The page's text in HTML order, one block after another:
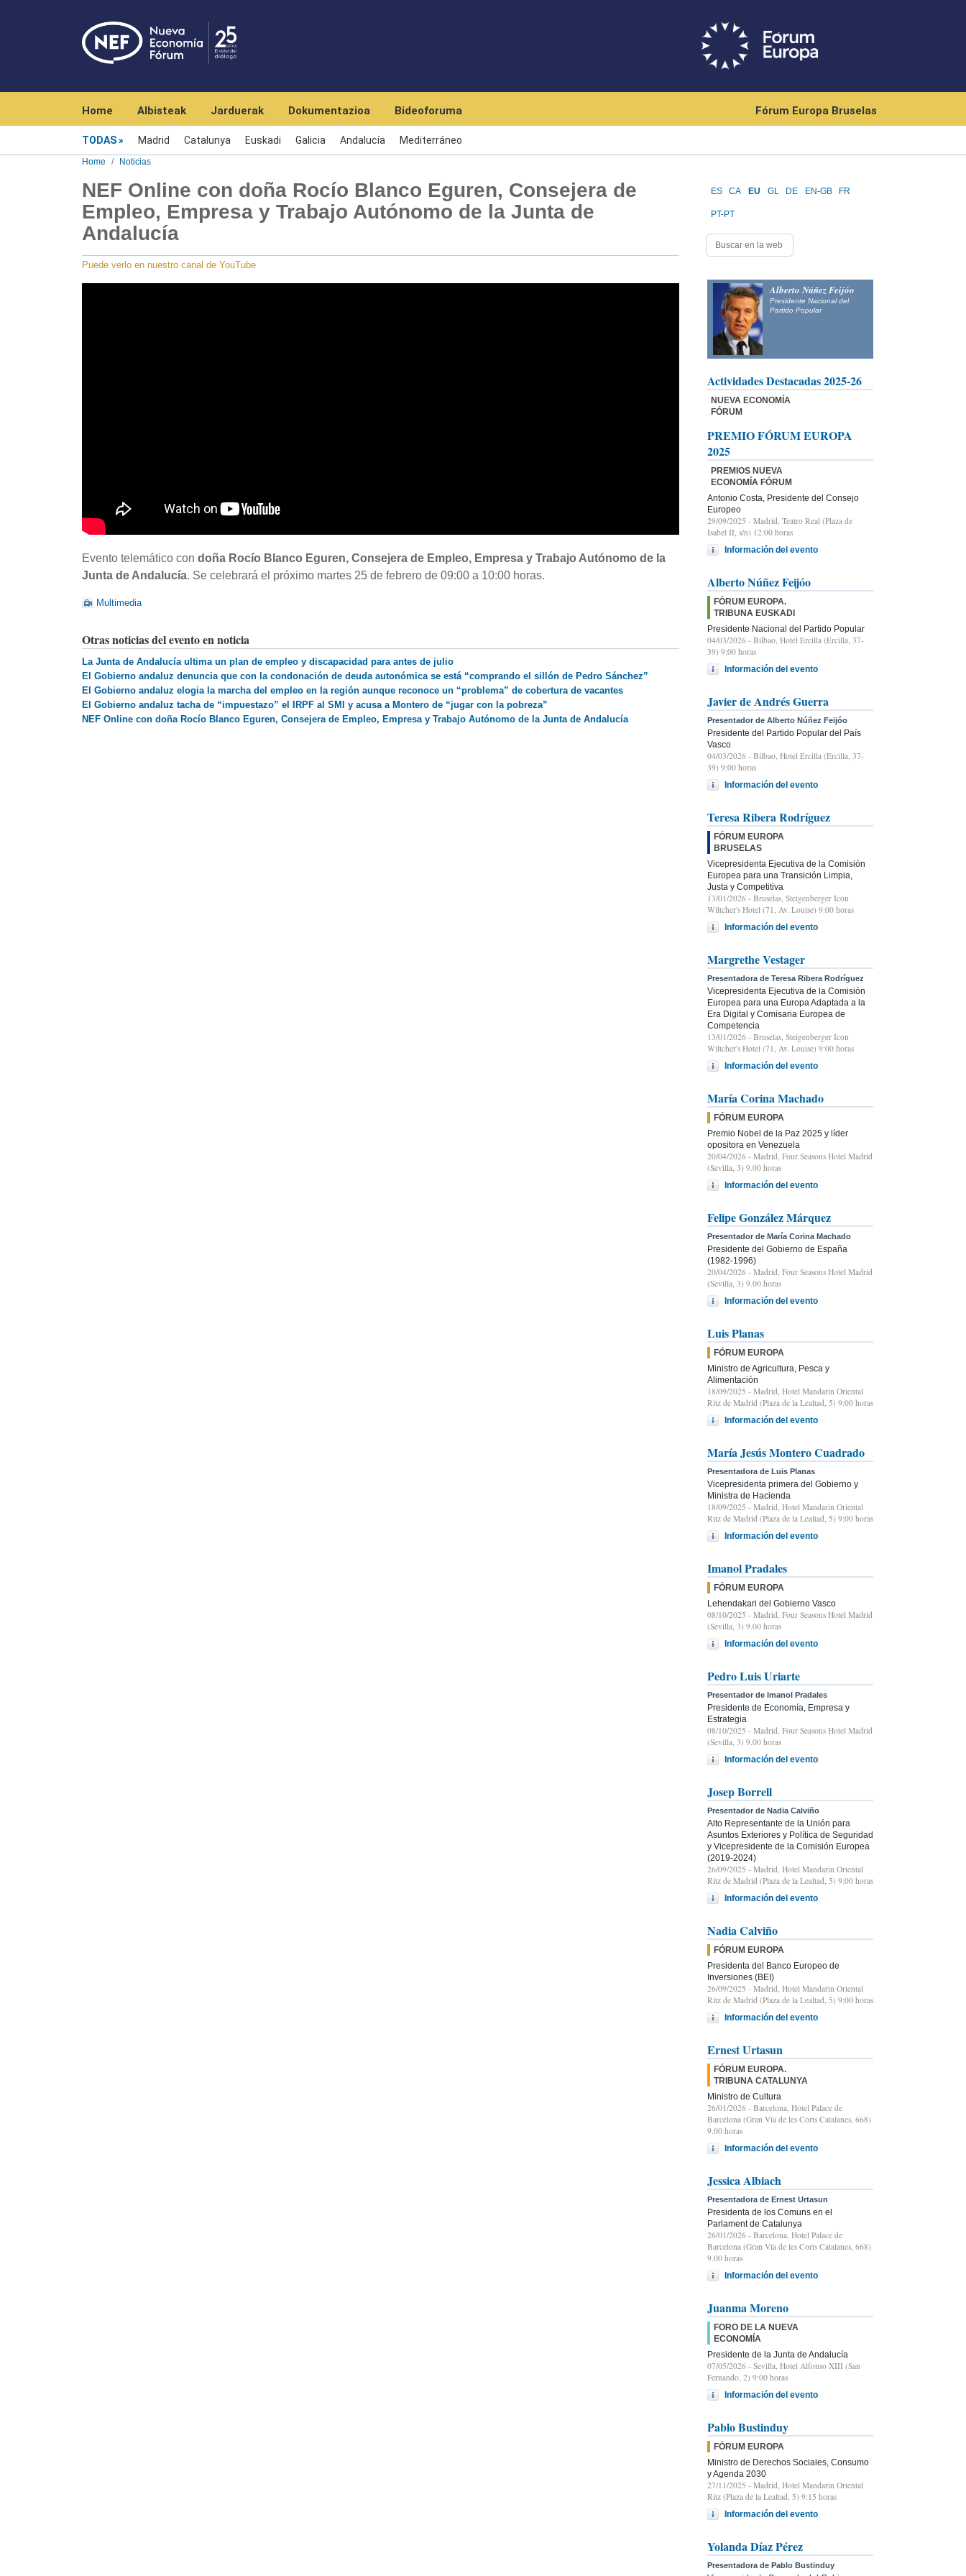
Home Albisteak Jarduerak Dokumentazioa Bideoforuma Fórum Europa Bruselas
TODAS Madrid Catalunya Euskadi Galicia Andalucía Mediterráneo
Home Noticias
NEF Online con doña Rocío Blanco Eguren, Consejera de
Empleo, Empresa y Trabajo Autónomo de la Junta de
Andalucía
Puede verlo en nuestro canal de YouTube
Evento telemático con doña Rocío Blanco Eguren, Consejera de Empleo, Empresa y Trabajo Autónomo de la
Junta de Andalucía. Se celebrará el próximo martes 25 de febrero de 09:00 a 10:00 horas.
Multimedia
Otras noticias del evento en noticia
La Junta de Andalucía ultima un plan de empleo y discapacidad para antes de julio
El Gobierno andaluz denuncia que con la condonación de deuda autonómica se está “comprando el sillón de Pedro Sánchez”
El Gobierno andaluz elogia la marcha del empleo en la región aunque reconoce un “problema” de cobertura de vacantes
El Gobierno andaluz tacha de “impuestazo” el IRPF al SMI y acusa a Montero de “jugar con la pobreza”
NEF Online con doña Rocío Blanco Eguren, Consejera de Empleo, Empresa y Trabajo Autónomo de la Junta de Andalucía
ES CA EU GL DE EN-GB FR
PT-PT
Alberto Núñez Feijóo
Presidente Nacional del
Partido Popular
Actividades Destacadas 2025-26
NUEVA ECONOMÍA
FÓRUM
PREMIO FÓRUM EUROPA
2025
PREMIOS NUEVA
ECONOMÍA FÓRUM
Antonio Costa, Presidente del Consejo
Europeo
29/09/2025 - Madrid, Teatro Real (Plaza de
Isabel II, s/n) 12:00 horas
Información del evento
Alberto Núñez Feijóo
FÓRUM EUROPA.
TRIBUNA EUSKADI
Presidente Nacional del Partido Popular
04/03/2026 - Bilbao, Hotel Ercilla (Ercilla, 37-
39) 9:00 horas
Información del evento
Javier de Andrés Guerra
Presentador de Alberto Núñez Feijóo
Presidente del Partido Popular del País
Vasco
04/03/2026 - Bilbao, Hotel Ercilla (Ercilla, 37-
39) 9:00 horas
Información del evento
Teresa Ribera Rodríguez
FÓRUM EUROPA
BRUSELAS
Vicepresidenta Ejecutiva de la Comisión
Europea para una Transición Limpia,
Justa y Competitiva
13/01/2026 - Bruselas, Steigenberger Icon
Wiltcher's Hotel (71, Av. Louise) 9:00 horas
Información del evento
Margrethe Vestager
Presentadora de Teresa Ribera Rodríguez
Vicepresidenta Ejecutiva de la Comisión
Europea para una Europa Adaptada a la
Era Digital y Comisaria Europea de
Competencia
13/01/2026 - Bruselas, Steigenberger Icon
Wiltcher's Hotel (71, Av. Louise) 9:00 horas
Información del evento
María Corina Machado
FÓRUM EUROPA
Premio Nobel de la Paz 2025 y líder
opositora en Venezuela
20/04/2026 - Madrid, Four Seasons Hotel Madrid
(Sevilla, 3) 9.00 horas
Información del evento
Felipe González Márquez
Presentador de María Corina Machado
Presidente del Gobierno de España
(1982-1996)
20/04/2026 - Madrid, Four Seasons Hotel Madrid
(Sevilla, 3) 9.00 horas
Información del evento
Luis Planas
FÓRUM EUROPA
Ministro de Agricultura, Pesca y
Alimentación
18/09/2025 - Madrid, Hotel Mandarin Oriental
Ritz de Madrid (Plaza de la Lealtad, 5) 9:00 horas
Información del evento
María Jesús Montero Cuadrado
Presentadora de Luis Planas
Vicepresidenta primera del Gobierno y
Ministra de Hacienda
18/09/2025 - Madrid, Hotel Mandarin Oriental
Ritz de Madrid (Plaza de la Lealtad, 5) 9:00 horas
Información del evento
Imanol Pradales
FÓRUM EUROPA
Lehendakari del Gobierno Vasco
08/10/2025 - Madrid, Four Seasons Hotel Madrid
(Sevilla, 3) 9.00 horas
Información del evento
Pedro Luis Uriarte
Presentador de Imanol Pradales
Presidente de Economía, Empresa y
Estrategia
08/10/2025 - Madrid, Four Seasons Hotel Madrid
(Sevilla, 3) 9.00 horas
Información del evento
Josep Borrell
Presentador de Nadia Calviño
Alto Representante de la Unión para
Asuntos Exteriores y Política de Seguridad
y Vicepresidente de la Comisión Europea
(2019-2024)
26/09/2025 - Madrid, Hotel Mandarin Oriental
Ritz de Madrid (Plaza de la Lealtad, 5) 9:00 horas
Información del evento
Nadia Calviño
FÓRUM EUROPA
Presidenta del Banco Europeo de
Inversiones (BEI)
26/09/2025 - Madrid, Hotel Mandarin Oriental
Ritz de Madrid (Plaza de la Lealtad, 5) 9:00 horas
Información del evento
Ernest Urtasun
FÓRUM EUROPA.
TRIBUNA CATALUNYA
Ministro de Cultura
26/01/2026 - Barcelona, Hotel Palace de
Barcelona (Gran Vía de les Corts Catalanes, 668)
9.00 horas
Información del evento
Jessica Albiach
Presentadora de Ernest Urtasun
Presidenta de los Comuns en el
Parlament de Catalunya
26/01/2026 - Barcelona, Hotel Palace de
Barcelona (Gran Vía de les Corts Catalanes, 668)
9.00 horas
Información del evento
Juanma Moreno
FORO DE LA NUEVA
ECONOMÍA
Presidente de la Junta de Andalucía
07/05/2026 - Sevilla, Hotel Alfonso XIII (San
Fernando, 2) 9:00 horas
Información del evento
Pablo Bustinduy
FÓRUM EUROPA
Ministro de Derechos Sociales, Consumo
y Agenda 2030
27/11/2025 - Madrid, Hotel Mandarin Oriental
Ritz (Plaza de la Lealtad, 5) 9:15 horas
Información del evento
Yolanda Díaz Pérez
Presentadora de Pablo Bustinduy